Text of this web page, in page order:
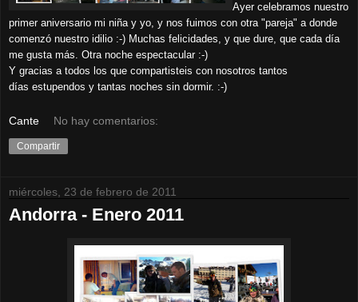
Ayer celebramos nuestro
primer aniversario mi niña y yo, y nos fuimos con otra "pareja" a donde
comenzó nuestro idilio :-) Muchas felicidades, y que dure, que cada día
me gusta más. Otra noche espectacular :-)
Y gracias a todos los que compartisteis con nosotros tantos
días estupendos y tantas noches sin dormir. :-)
Cante No hay comentarios:
Compartir
miércoles, 23 de febrero de 2011
Andorra - Enero 2011